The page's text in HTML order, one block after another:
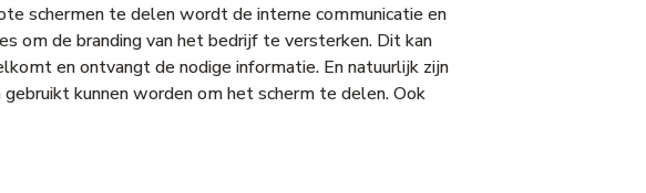
schermen te delen wordt de interne communicatie en
om de branding van het bedrijf te versterken. Dit kan
en ontvangt de nodige informatie. En natuurlijk zijn
kunnen worden om het scherm te delen. Ook